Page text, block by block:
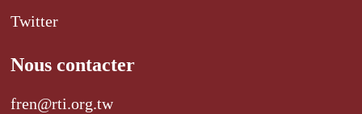
Twitter
Nous contacter
fren@rti.org.tw